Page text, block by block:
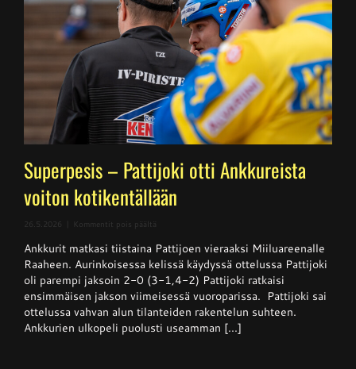
Superpesis – Pattijoki otti Ankkureista
voiton kotikentällään
26.5.2026 Kommentit pois päältä
–
Pattijoki
otti
Ankkureista
voiton
kotikentällään
Ankkurit matkasi tiistaina Pattijoen vieraaksi Miiluareenalle
Raaheen. Aurinkoisessa kelissä käydyssä ottelussa Pattijoki
oli parempi jaksoin 2-0 (3-1,4-2) Pattijoki ratkaisi
ensimmäisen jakson viimeisessä vuoroparissa. Pattijoki sai
ottelussa vahvan alun tilanteiden rakentelun suhteen.
Ankkurien ulkopeli puolusti useamman [...]